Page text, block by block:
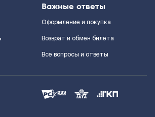
Важные ответы
Оформление и покупка
Возврат и обмен билета
Все вопросы и ответы